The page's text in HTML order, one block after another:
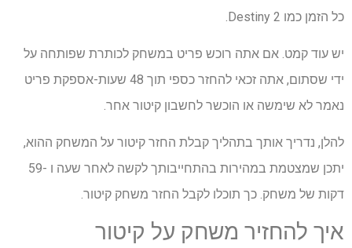
כל הזמן כמו Destiny 2.
יש עוד קמט. אם אתה רוכש פריט במשחק לכותרת שפותחה על
ידי שסתום, אתה זכאי להחזר כספי תוך 48 שעות-אספקת פריט
נאמר לא שימשה או הוכשר לחשבון קיטור אחר.
להלן, נדריך אותך בתהליך קבלת החזר קיטור על המשחק ההוא,
יתכן שמצטמת במהירות בהתחייבותך לקשה לאחר שעה ו -59
דקות של משחק. כך תוכלו לקבל החזר משחק קיטור.
איך להחזיר משחק על קיטור